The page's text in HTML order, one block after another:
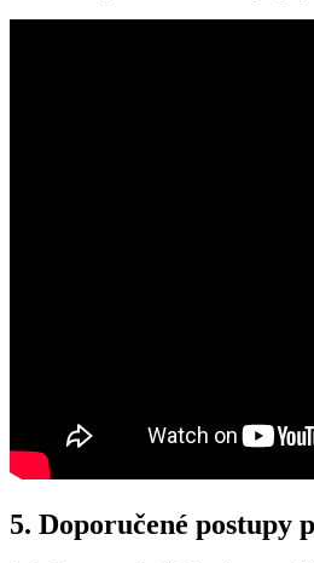
5. Doporučené postupy